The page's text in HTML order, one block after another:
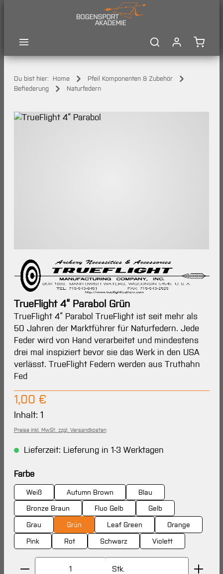
Du bist hier: Home
Pfeil Komponenten & Zubehör
Befiederung
Naturfedern
Bildergalerie überspringen
TrueFlight 4“ Parabol Grün
TrueFlight 4“ Parabol TrueFlight ist seit mehr als
50 Jahren der Marktführer für Naturfedern. Jede
Feder wird von Hand verarbeitet und mindestens
drei mal inspiziert bevor sie das Werk in den USA
verlässt. TrueFlight Federn werden aus Truthahn
Fed
Regulärer Preis:
1,00 €
Inhalt: 1
Preise inkl. MwSt. zzgl. Versandkosten
Lieferzeit: Lieferung in 1-3 Werktagen
Farbeauswählen
Weiß Autumn Brown
Blau
Bronze Braun
Fluo Gelb
Gelb
Grau
Grün Leaf Green
Orange
Pink
Rot Schwarz Violett
Produkt Anzahl: Gib den gewünschten Wert ein
Stk.